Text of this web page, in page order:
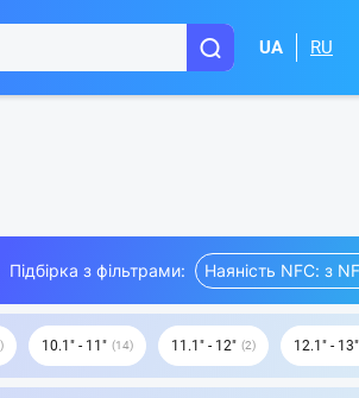
UA RU
Підбірка з фільтрами: Наяність NFC: з
10.1" - 11" 14 11.1" - 12" 2 12.1" - 13"